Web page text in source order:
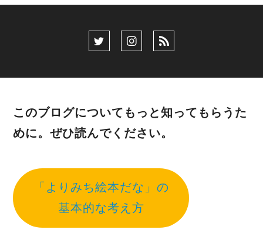
このブログについてもっと知ってもらうた
めに。ぜひ読んでください。
「よりみち絵本だな」の
基本的な考え方